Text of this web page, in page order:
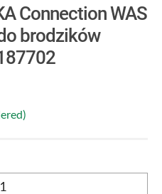
Connection WAS
brodzików